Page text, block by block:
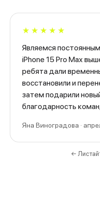
★★★★★
Являемся
iPhone 15 Pro Max
ребята дали
восстановили и
затем подарили
благодарность
Яна Виноградова ·
←